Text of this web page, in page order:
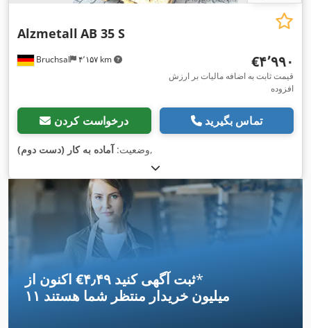
Bruchsal ۴٬۱۵۷ km
Alzmetall AB 35 S
‎€۴٬۹۹۰
قیمت ثابت به اضافه مالیات بر ارزش
افزوده
درخواست کردن تماس بگیرید
وضعیت:آماده به کار (دست دوم) ,
اکنون از ‎€۴٫۴۹ ثبت آگهی کنید*
۱۱ میلیون خریدار منتظر شما هستند